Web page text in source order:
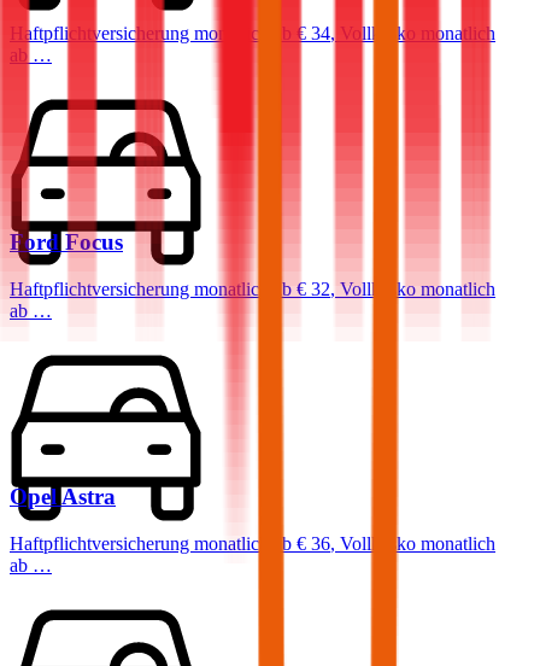
Haftpflichtversicherung monatlich ab € 34, Vollkasko monatlich
ab …
Ford Focus
Haftpflichtversicherung monatlich ab € 32, Vollkasko monatlich
ab …
OpelAstra
Haftpflichtversicherung monatlich ab € 36, Vollkasko monatlich
ab …